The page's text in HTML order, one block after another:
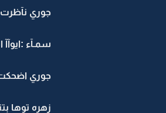
جوري
سمـآء
جوري
زهره توها